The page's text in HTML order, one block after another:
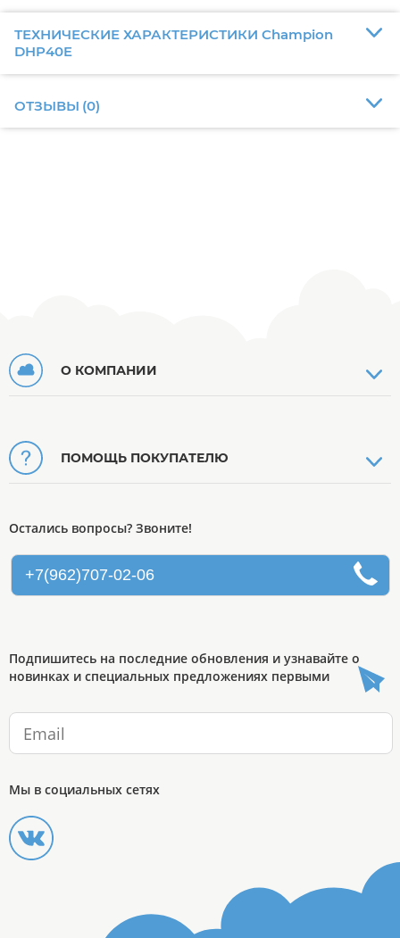
ТЕХНИЧЕСКИЕ ХАРАКТЕРИСТИКИ Champion
DHP40E
ОТЗЫВЫ (0)
О КОМПАНИИ
ПОМОЩЬ ПОКУПАТЕЛЮ
Остались вопросы? Звоните!
+7(962)707-02-06
Подпишитесь на последние обновления и узнавайте о
новинках и специальных предложениях первыми
Мы в социальных сетях